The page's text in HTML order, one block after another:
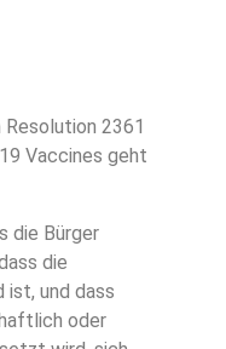
2361
Vaccines geht
die Bürger
die
und dass
oder